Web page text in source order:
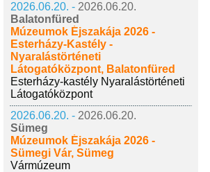
2026.06.20. - 2026.06.20.
Balatonfüred
Múzeumok Éjszakája 2026 -
Esterházy-Kastély -
Nyaralástörténeti
Látogatóközpont, Balatonfüred
Esterházy-kastély Nyaralástörténeti
Látogatóközpont
2026.06.20. - 2026.06.20.
Sümeg
Múzeumok Éjszakája 2026 -
Sümegi Vár, Sümeg
Vármúzeum